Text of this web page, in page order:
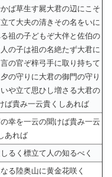
ば草生す屍大君の辺にこそ
て大夫の清きその名をいに
祖の子どもぞ大伴と佐伯の
の子は祖の名絶たず大君に
の官ぞ梓弓手に取り持ちて
の守りに大君の御門の守り
や立て思ひし増さる大君の
ば貴み一云貴くしあれば
幸を一云の聞けば貴み一云
あれば
るく標立て人の知るべく
る陸奥山に黄金花咲く